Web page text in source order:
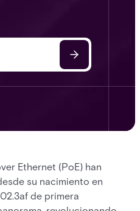
Ethernet (PoE) han
su nacimiento en
de primera